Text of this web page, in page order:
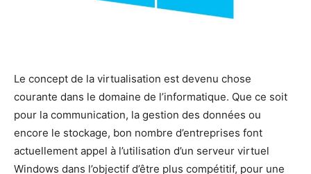
Le concept de la virtualisation est devenu chose
courante dans le domaine de l’informatique. Que ce soit
pour la communication, la gestion des données ou
encore le stockage, bon nombre d’entreprises font
actuellement appel à l’utilisation d’un serveur virtuel
Windows dans l’objectif d’être plus compétitif, pour une